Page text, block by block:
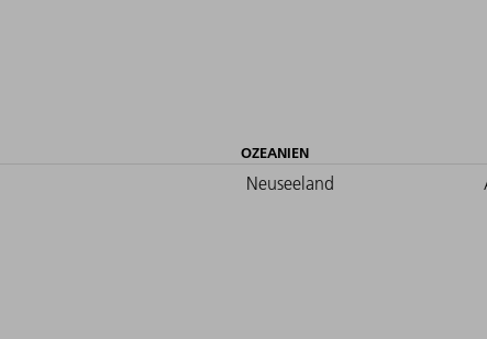
OZEANIEN
Neuseeland